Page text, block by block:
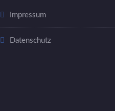
Impressum
Datenschutz